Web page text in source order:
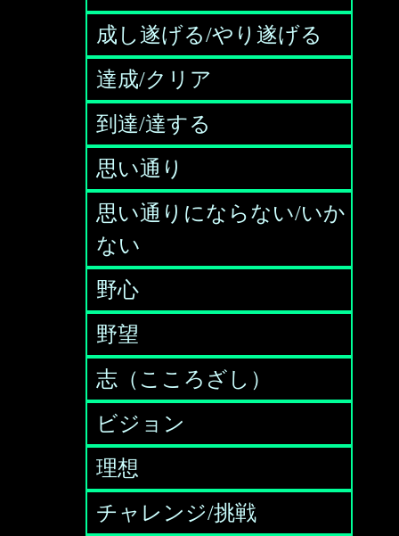
成し遂げる/やり遂げる
達成/クリア
到達/達する
思い通り
思い通りにならない/いか
ない
野心
野望
志（こころざし）
ビジョン
理想
チャレンジ/挑戦